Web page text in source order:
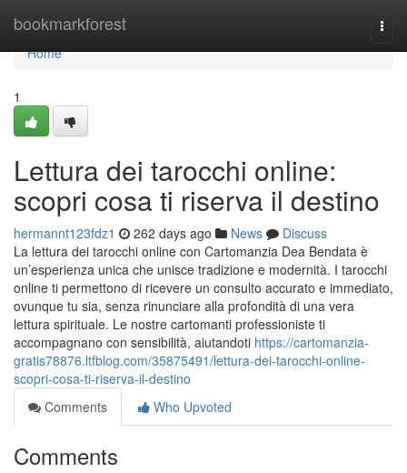
bookmarkforest
Home
Home
1
Lettura dei tarocchi online:
scopri cosa ti riserva il destino
hermannt123fdz1 262 days ago News
Discuss
La lettura dei tarocchi online con Cartomanzia Dea Bendata è
un’esperienza unica che unisce tradizione e modernità. I tarocchi
online ti permettono di ricevere un consulto accurato e immediato,
ovunque tu sia, senza rinunciare alla profondità di una vera
lettura spirituale. Le nostre cartomanti professioniste ti
accompagnano con sensibilità, aiutandoti https://cartomanzia-
gratis78876.ltfblog.com/35875491/lettura-dei-tarocchi-online-
scopri-cosa-ti-riserva-il-destino
Comments
Who Upvoted
Comments